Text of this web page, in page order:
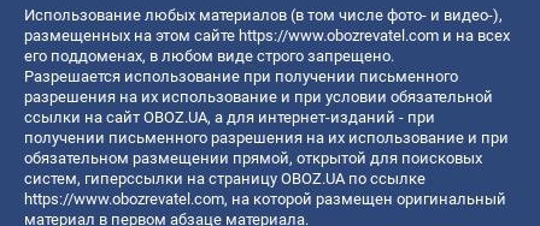
Использование любых материалов (в том числе фото- и видео-),
размещенных на этом сайте https://www.obozrevatel.com и на всех
его поддоменах, в любом виде строго запрещено.
Разрешается использование при получении письменного
разрешения на их использование и при условии обязательной
ссылки на сайт OBOZ.UA, а для интернет-изданий - при
получении письменного разрешения на их использование и при
обязательном размещении прямой, открытой для поисковых
систем, гиперссылки на страницу OBOZ.UA по ссылке
https://www.obozrevatel.com, на которой размещен оригинальный
материал в первом абзаце материала.